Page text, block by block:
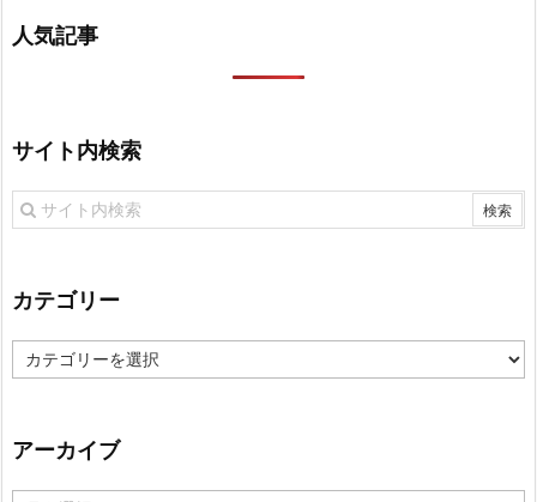
人気記事
サイト内検索
カテゴリー
テ
ー
アーカイブ